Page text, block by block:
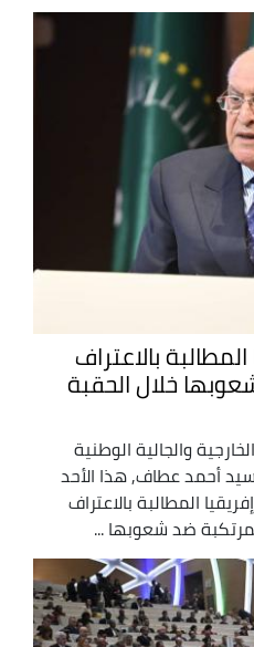
بالاعتراف
خلال الحقبة
والجالية الوطنية
أحمد عطاف, هذا الأحد
المطالبة بالاعتراف
ضد شعوبها ...